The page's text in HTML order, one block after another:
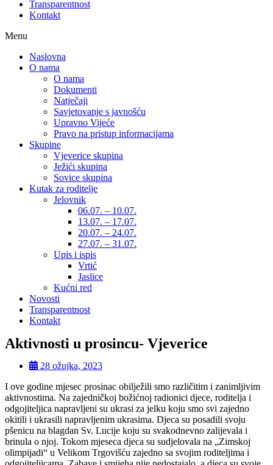
Transparentnost
Kontakt
Menu
Naslovna
O nama
O nama
Dokumenti
Natječaji
Savjetovanje s javnošću
Upravno Vijeće
Pravo na pristup informacijama
Skupine
Vjeverice skupina
Ježići skupina
Sovice skupina
Kutak za roditelje
Jelovnik
06.07. – 10.07.
13.07. – 17.07.
20.07. – 24.07.
27.07. – 31.07.
Upis i ispis
Vrtić
Jaslice
Kućni red
Novosti
Transparentnost
Kontakt
Aktivnosti u prosincu- Vjeverice
28 ožujka, 2023
I ove godine mjesec prosinac obilježili smo različitim i zanimljivim
aktivnostima. Na zajedničkoj božićnoj radionici djece, roditelja i
odgojiteljica napravljeni su ukrasi za jelku koju smo svi zajedno
okitili i ukrasili napravljenim ukrasima. Djeca su posadili svoju
pšenicu na blagdan Sv. Lucije koju su svakodnevno zalijevala i
brinula o njoj. Tokom mjeseca djeca su sudjelovala na „Zimskoj
olimpijadi“ u Velikom Trgovišću zajedno sa svojim roditeljima i